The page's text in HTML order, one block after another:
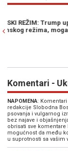
DRAMA U ANKARI
pobjesnio na
Komentari -
NAPOMENA: Komentari
redakcije Slobodna
psovanja i vulgarnog
bez najave i
obrisati sve komentare
mogućnost da među
u suprotnosti sa